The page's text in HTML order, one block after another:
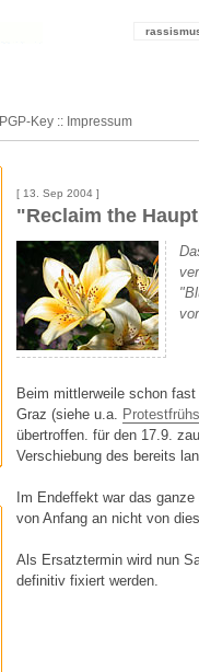
PGP-Key :: Impressum
[ 13. Sep 2004 ]
"Reclaim the
Beim mittlerweile schon
Graz (siehe u.a.
übertroffen. für den 17.9.
Verschiebung des bereits
Im Endeffekt war das
von Anfang an nicht von
Als Ersatztermin wird nun
definitiv fixiert werden.